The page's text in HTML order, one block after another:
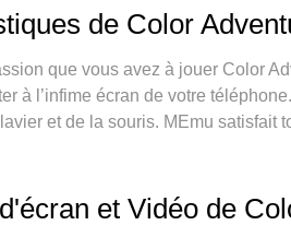
de Color
que vous avez à jouer Color
à l’infime écran de votre
et de la souris. MEmu satisfait
Cubes sur PC. Jouez aussi
Adventure: Jeu de Cubes sur
touches prédéfini fait de Color
et Vidéo de